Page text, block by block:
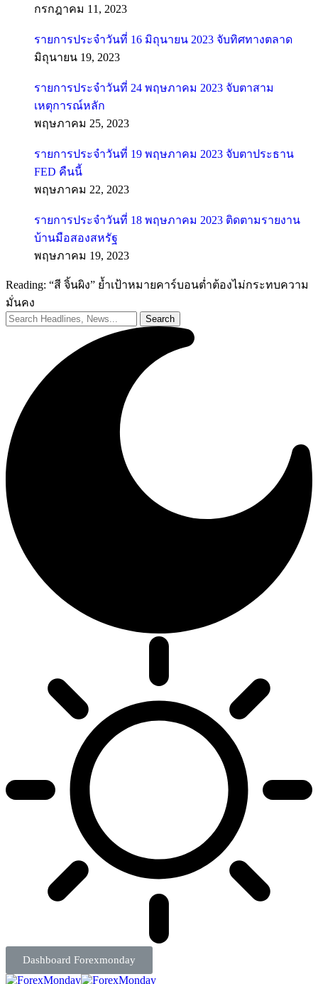
กรกฎาคม 11, 2023
รายการประจำวันที่ 16 มิถุนายน 2023 จับทิศทางตลาด
มิถุนายน 19, 2023
รายการประจำวันที่ 24 พฤษภาคม 2023 จับตาสาม
เหตุการณ์หลัก
พฤษภาคม 25, 2023
รายการประจำวันที่ 19 พฤษภาคม 2023 จับตาประธาน
FED คืนนี้
พฤษภาคม 22, 2023
รายการประจำวันที่ 18 พฤษภาคม 2023 ติดตามรายงาน
บ้านมือสองสหรัฐ
พฤษภาคม 19, 2023
Reading: “สี จิ้นผิง” ย้ำเป้าหมายคาร์บอนต่ำต้องไม่กระทบความ
มั่นคง
Dashboard Forexmonday